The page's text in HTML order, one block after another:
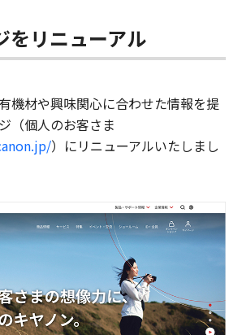
をリニューアル
機材や興味関心に合わせた情報を提
（個人のお客さま
）にリニューアルいたしまし